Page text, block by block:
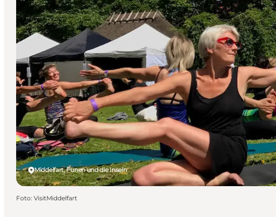
Middelfart, Fünen und die Inseln
Foto: VisitMiddelfart